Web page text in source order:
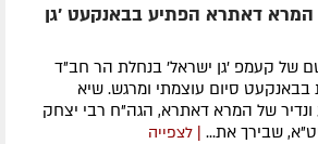
דאתרא הפתיע בבאנקעט 'גן
של קעמפ 'גן ישראל' בנחלת הר חב"ד
בבאנקעט סיום עוצמתי ומרגש. שיא
של המרא דאתרא, הגה"ח רבי יצחק
שבירך את... | לצפייה